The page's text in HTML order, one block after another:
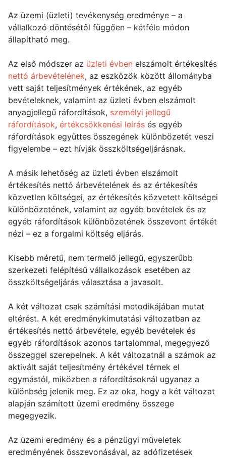
Az üzemi (üzleti) tevékenység eredménye – a
vállalkozó döntésétől függően – kétféle módon
állapítható meg.
Az első módszer az üzleti évben elszámolt értékesítés
nettó árbevételének, az eszközök között állományba
vett saját teljesítmények értékének, az egyéb
bevételeknek, valamint az üzleti évben elszámolt
anyagjellegű ráfordítások, személyi jellegű
ráfordítások, értékcsökkenési leírás és egyéb
ráfordítások együttes összegének különbözetét veszi
figyelembe – ezt hívják összköltségeljárásnak.
A másik lehetőség az üzleti évben elszámolt
értékesítés nettó árbevételének és az értékesítés
közvetlen költségei, az értékesítés közvetett költségei
különbözetének, valamint az egyéb bevételek és az
egyéb ráfordítások különbözetének összevont értékét
nézi – ez a forgalmi költség eljárás.
Kisebb méretű, nem termelő jellegű, egyszerűbb
szerkezeti felépítésű vállalkozások esetében az
összköltségeljárás választása a javasolt.
A két változat csak számítási metodikájában mutat
eltérést. A két eredménykimutatási változatban az
értékesítés nettó árbevétele, egyéb bevételek és
egyéb ráfordítások azonos tartalommal, megegyező
összeggel szerepelnek. A két változatnál a számok az
aktivált saját teljesítmény értékével térnek el
egymástól, miközben a ráfordításoknál ugyanaz a
különbség jelenik meg. Ez az oka, hogy a két változat
alapján számított üzemi eredmény összege
megegyezik.
Az üzemi eredmény és a pénzügyi műveletek
eredményének összevonásával, az adófizetések